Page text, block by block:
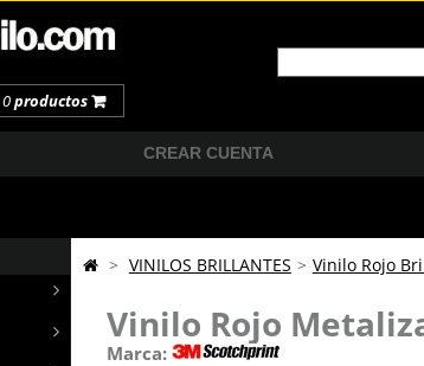
0productos
CREAR CUENTA
> VINILOS BRILLANTES > Vinilo Rojo
Vinilo Rojo
Marca: